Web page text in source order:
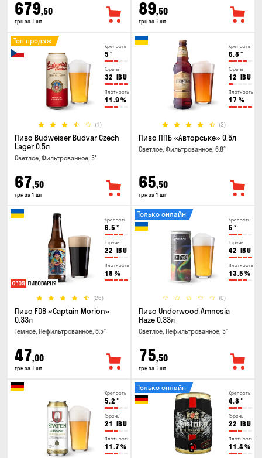
679,50
грн за 1 шт
89,50
грн за 1 шт
Крепость
5 °
Горечь
32 IBU
Плотность
11.9 %
(1)
Топ продаж
Пиво Budweiser Budvar Czech
Lager 0.5л
Светлое, Фильтрованное, 5°
67,50
грн за 1 шт
Крепость
6.8 °
Горечь
12 IBU
Плотность
17 %
(3)
Пиво ППБ «Авторське» 0.5л
Светлое, Фильтрованное, 6.8°
65,50
грн за 1 шт
Крепость
6.5 °
Горечь
22 IBU
Плотность
18 %
(26)
Пиво FDB «Captain Morion»
0.33л
Темное, Нефильтрованное, 6.5°
47,00
грн за 1 шт
Крепость
5 °
Горечь
42 IBU
Плотность
13.5 %
(0)
Только онлайн
Пиво Underwood Amnesia
Haze 0.33л
Светлое, Нефильтрованное, 5°
75,50
грн за 1 шт
Крепость
5.2 °
Горечь
21 IBU
Плотность
11.7 %
Крепость
4.8 °
Горечь
22 IBU
Плотность
11.4%
Только онлайн